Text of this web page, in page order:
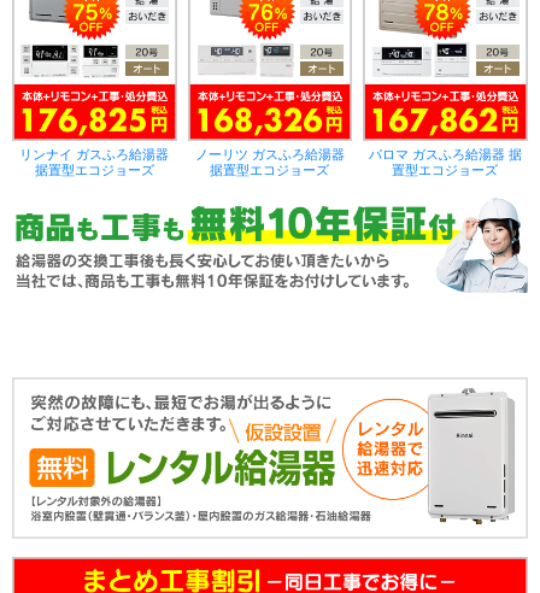
リンナイ ガスふろ給湯器
据置型エコジョーズ
ノーリツ ガスふろ給湯器
据置型エコジョーズ
パロマ ガスふろ給湯器 据
置型エコジョーズ